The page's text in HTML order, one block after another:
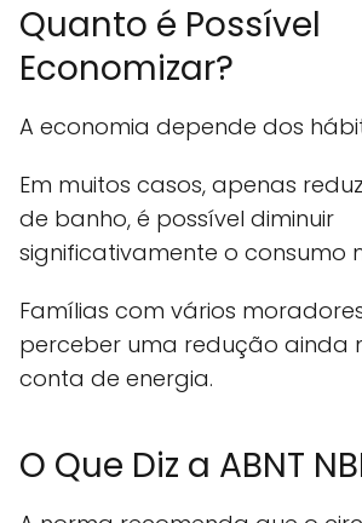
Quanto é Possível
Economizar?
A economia depende dos
Em muitos casos, apenas
de banho, é possível diminuir
significativamente o consumo
Famílias com vários
perceber uma redução ainda
conta de energia.
O Que Diz a ABNT